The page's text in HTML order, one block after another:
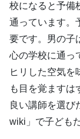
校になると予備
通っています。
要です。男の子
心の学校に通っ
ヒリした空気を
も目を覚ますは
良い講師を選び
wiki」で子ども